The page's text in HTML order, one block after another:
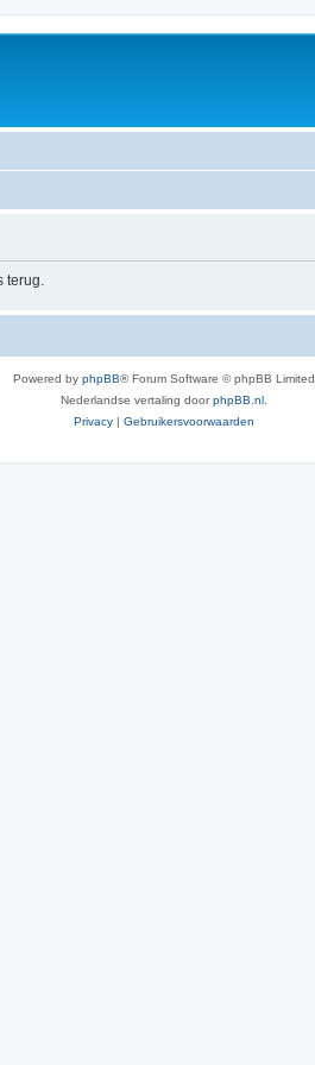
Powered by phpBB® Forum Software © phpBB Limited
Nederlandse vertaling doorphpBB.nl
Privacy | Gebruikersvoorwaarden